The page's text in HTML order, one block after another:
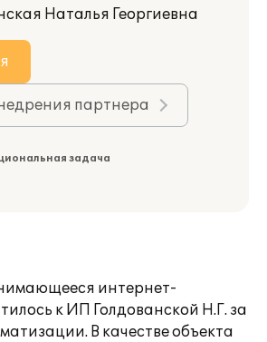
Наталья Георгиевна
партнера
задача
интернет-
к ИП Голдованской Н.Г. за
В качестве объекта